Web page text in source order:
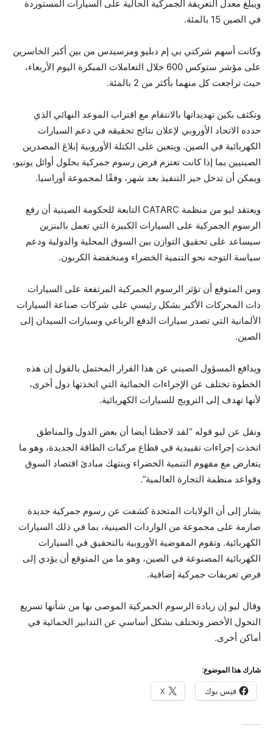
ويبلغ معدل التعريفة الجمركية الحالية على السيارات المستوردة
في الصين 15 بالمئة.
وكانت أسهم شركتي بي إم دبليو ومرسيدس من بين أكبر الخاسرين
على مؤشر ستوكس 600 خلال التعاملات المبكرة اليوم الأربعاء،
حيث تراجعت كل منهما بأكثر من 2 بالمئة.
وتكثف بكين تهديداتها بالانتقام مع اقتراب الموعد النهائي الذي
حدده الاتحاد الأوروبي لإعلان نتائج تحقيقه في دعم السيارات
الكهربائية في الصين. ويتعين على الكتلة الأوروبية إبلاغ المصدرين
الصينيين بما إذا كانت تعتزم فرض رسوم جمركية بحلول أوائل يونيو،
ويمكن أن تدخل حيز التنفيذ بعد شهر، وفقًا لمجموعة أوراسيا.
ويعتقد ليو من منظمة CATARC التابعة للحكومة الصينية أن رفع
الرسوم الجمركية على السيارات الكبيرة التي تعمل بالبنزين
سيساعد على تحقيق التوازن بين السوق المحلية والدولية ودعم
سياسة التوجه نحو التنمية الخضراء ومنخفضة الكربون.
ومن المتوقع أن تؤثر الرسوم الجمركية المرتفعة على السيارات
ذات المحركات الأكبر بشكل رئيسي على شركات صناعة السيارات
الألمانية التي تصدر سيارات الدفع الرباعي وسيارات السيدان إلى
الصين.
ويدافع المسؤول الصيني عن هذا القرار المحتمل بالقول إن هذه
الخطوة تختلف عن الإجراءات الحمائية التي اتخذتها دول أخرى،
لأنها تهدف إلى الترويج للسيارات الكهربائية.
ونقل عن ليو قوله “لقد لاحظنا أيضا أن بعض الدول والمناطق
اتخذت إجراءات تقييدية في قطاع مركبات الطاقة الجديدة، وهو ما
يتعارض مع مفهوم التنمية الخضراء وينتهك مبادئ اقتصاد السوق
وقواعد منظمة التجارة العالمية”.
يشار إلى أن الولايات المتحدة كشفت عن رسوم جمركية جديدة
صارمة على مجموعة من الواردات الصينية، بما في ذلك السيارات
الكهربائية. وتقوم المفوضية الأوروبية بالتحقيق في السيارات
الكهربائية المصنوعة في الصين، وهو ما من المتوقع أن يؤدي إلى
فرض تعريفات جمركية إضافية.
وقال ليو إن زيادة الرسوم الجمركية الموصى بها من شأنها تسريع
التحول الأخضر وتختلف بشكل أساسي عن التدابير الحمائية في
أماكن أخرى.
شارك هذا الموضوع:
فيس بوك X